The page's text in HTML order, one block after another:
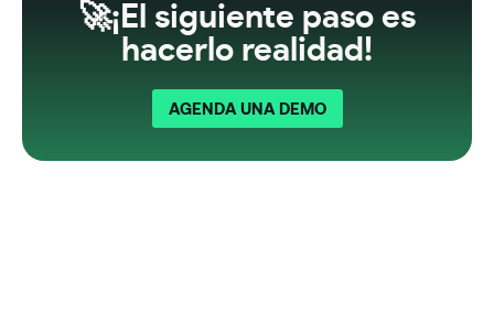
🚀¡El siguiente paso es
hacerlo realidad!
AGENDA UNA DEMO